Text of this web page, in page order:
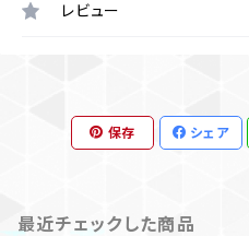
レビュー
保存 シェア
最近チェックした商品